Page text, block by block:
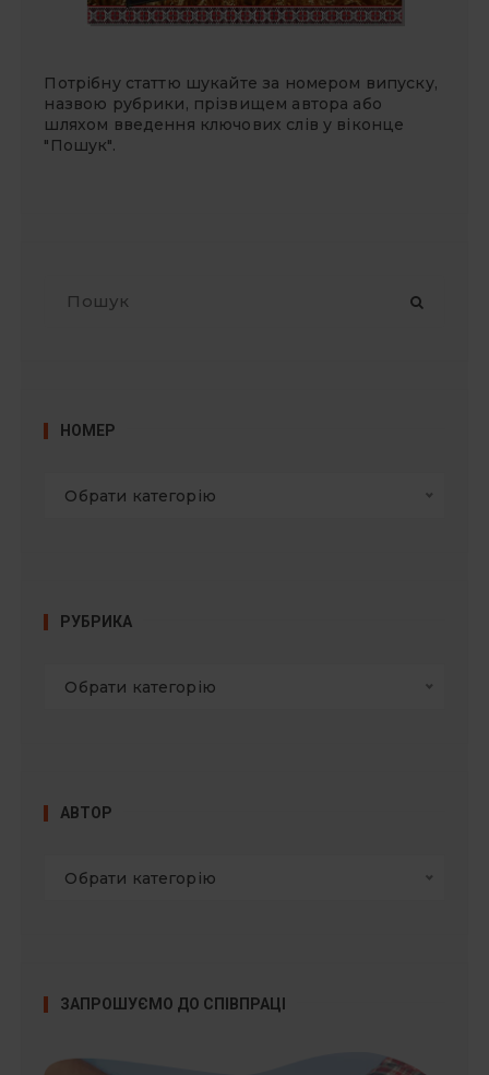
Потрібну статтю шукайте за номером випуску,
назвою рубрики, прізвищем автора або
шляхом введення ключових слів у віконце
"Пошук".
НОМЕР
Обрати категорію
РУБРИКА
Обрати категорію
АВТОР
Обрати категорію
ЗАПРОШУЄМО ДО СПІВПРАЦІ